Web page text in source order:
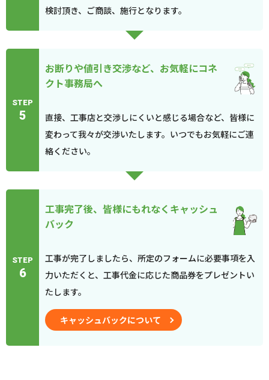
検討頂き、ご商談、施行となります。
STEP
5
お断りや値引き交渉など、お気軽にコネ
クト事務局へ
直接、工事店と交渉しにくいと感じる場合など、皆様に
変わって我々が交渉いたします。いつでもお気軽にご連
絡ください。
STEP
6
工事完了後、皆様にもれなくキャッシュ
バック
工事が完了しましたら、所定のフォームに必要事項を入
力いただくと、工事代金に応じた商品券をプレゼントい
たします。
キャッシュバックについて